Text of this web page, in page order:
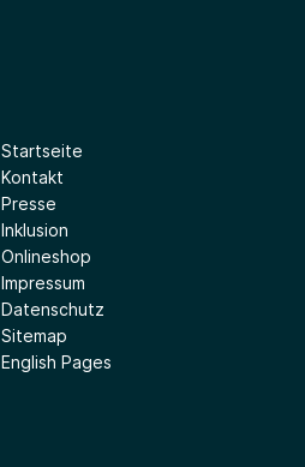
Startseite
Kontakt
Presse
Inklusion
Onlineshop
Impressum
Datenschutz
Sitemap
English Pages